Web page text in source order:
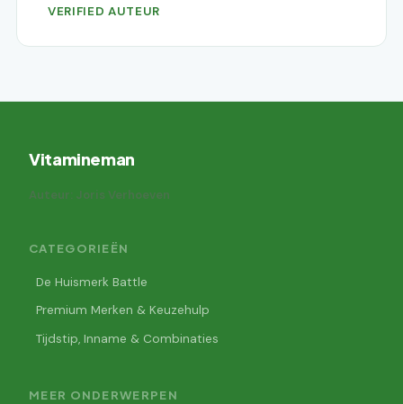
VERIFIED AUTEUR
Vitamineman
Auteur: Joris Verhoeven
CATEGORIEËN
De Huismerk Battle
Premium Merken & Keuzehulp
Tijdstip, Inname & Combinaties
MEER ONDERWERPEN